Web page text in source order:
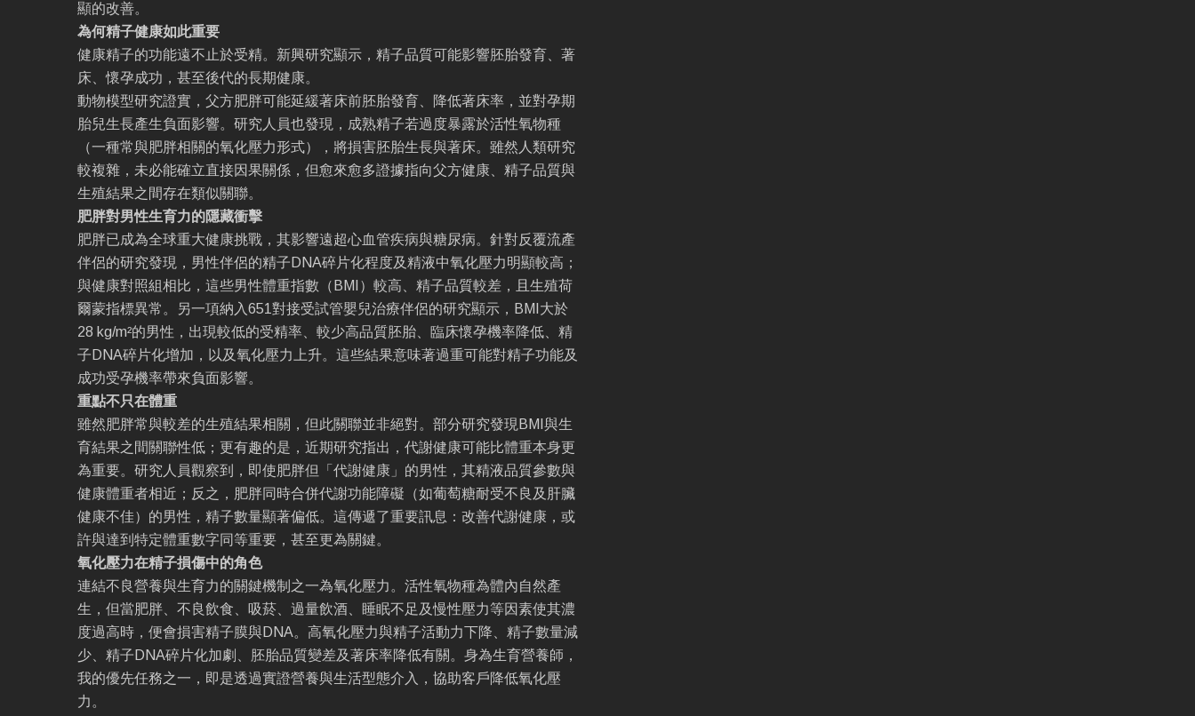
顯的改善。
為何精子健康如此重要
健康精子的功能遠不止於受精。新興研究顯示，精子品質可能影響胚胎發育、著
床、懷孕成功，甚至後代的長期健康。
動物模型研究證實，父方肥胖可能延緩著床前胚胎發育、降低著床率，並對孕期
胎兒生長產生負面影響。研究人員也發現，成熟精子若過度暴露於活性氧物種
（一種常與肥胖相關的氧化壓力形式），將損害胚胎生長與著床。雖然人類研究
較複雜，未必能確立直接因果關係，但愈來愈多證據指向父方健康、精子品質與
生殖結果之間存在類似關聯。
肥胖對男性生育力的隱藏衝擊
肥胖已成為全球重大健康挑戰，其影響遠超心血管疾病與糖尿病。針對反覆流產
伴侶的研究發現，男性伴侶的精子DNA碎片化程度及精液中氧化壓力明顯較高；
與健康對照組相比，這些男性體重指數（BMI）較高、精子品質較差，且生殖荷
爾蒙指標異常。另一項納入651對接受試管嬰兒治療伴侶的研究顯示，BMI大於
28 kg/m²的男性，出現較低的受精率、較少高品質胚胎、臨床懷孕機率降低、精
子DNA碎片化增加，以及氧化壓力上升。這些結果意味著過重可能對精子功能及
成功受孕機率帶來負面影響。
重點不只在體重
雖然肥胖常與較差的生殖結果相關，但此關聯並非絕對。部分研究發現BMI與生
育結果之間關聯性低；更有趣的是，近期研究指出，代謝健康可能比體重本身更
為重要。研究人員觀察到，即使肥胖但「代謝健康」的男性，其精液品質參數與
健康體重者相近；反之，肥胖同時合併代謝功能障礙（如葡萄糖耐受不良及肝臟
健康不佳）的男性，精子數量顯著偏低。這傳遞了重要訊息：改善代謝健康，或
許與達到特定體重數字同等重要，甚至更為關鍵。
氧化壓力在精子損傷中的角色
連結不良營養與生育力的關鍵機制之一為氧化壓力。活性氧物種為體內自然產
生，但當肥胖、不良飲食、吸菸、過量飲酒、睡眠不足及慢性壓力等因素使其濃
度過高時，便會損害精子膜與DNA。高氧化壓力與精子活動力下降、精子數量減
少、精子DNA碎片化加劇、胚胎品質變差及著床率降低有關。身為生育營養師，
我的優先任務之一，即是透過實證營養與生活型態介入，協助客戶降低氧化壓
力。